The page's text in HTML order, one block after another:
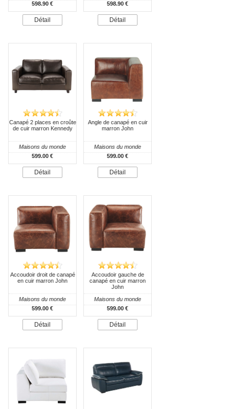
598.90 €
Détail
598.90 €
Détail
Canapé 2 places en croûte
de cuir marron Kennedy
Maisons du monde
599.00 €
Détail
Angle de canapé en cuir
marron John
Maisons du monde
599.00 €
Détail
Accoudoir droit de canapé
en cuir marron John
Maisons du monde
599.00 €
Détail
Accoudoir gauche de
canapé en cuir marron
John
Maisons du monde
599.00 €
Détail